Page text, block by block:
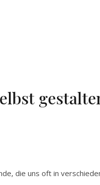
die uns oft in